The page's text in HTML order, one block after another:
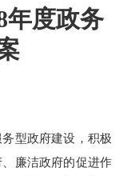
年度政务
型政府建设，积极
廉洁政府的促进作